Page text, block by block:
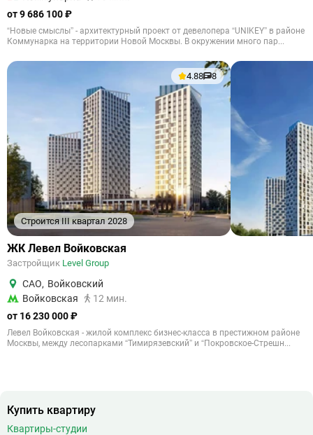
от 9 686 100 ₽
“Новые смыслы” - архитектурный проект от девелопера “UNIKEY” в районе
Коммунарка на территории Новой Москвы. В окружении много пар...
Строится III квартал 2028
4.88 8
ЖК Левел Войковская
Застройщик Level Group
САО, Войковский
Войковская
12 мин.
от 16 230 000 ₽
Левел Войковская - жилой комплекс бизнес-класса в престижном районе
Москвы, между лесопарками “Тимирязевский” и “Покровское-Стрешн...
Купить квартиру
Квартиры-студии